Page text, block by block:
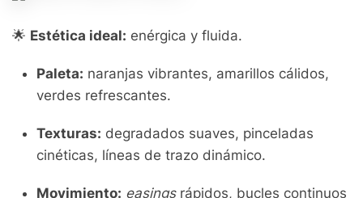
🌟 Estética ideal: enérgica y fluida.
Paleta: naranjas vibrantes, amarillos cálidos,
verdes refrescantes.
Texturas: degradados suaves, pinceladas
cinéticas, líneas de trazo dinámico.
Movimiento: easingsrápidos, bucles continuos